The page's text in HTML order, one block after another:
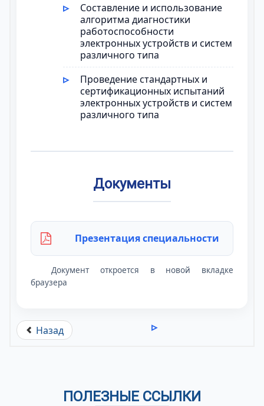
Составление и использование
алгоритма диагностики
работоспособности
электронных устройств и систем
различного типа
Проведение стандартных и
сертификационных испытаний
электронных устройств и систем
различного типа
Документы
Презентация специальности
Документ откроется в новой вкладке
браузера
Назад
ПОЛЕЗНЫЕ ССЫЛКИ